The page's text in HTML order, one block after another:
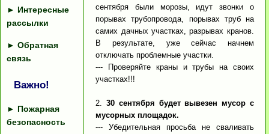
► Интересные
рассылки
► Обратная
связь
Важно!
► Пожарная
безопасность
сентября были морозы, идут звонки о
порывах трубопровода, порывах труб на
самих дачных участках, разрывах кранов.
В результате, уже сейчас начнем
отключать проблемные участки.
--- Проверяйте краны и трубы на своих
участках!!!
2.30 сентября будет вывезен мусор с
мусорных площадок.
--- Убедительная просьба не сваливать